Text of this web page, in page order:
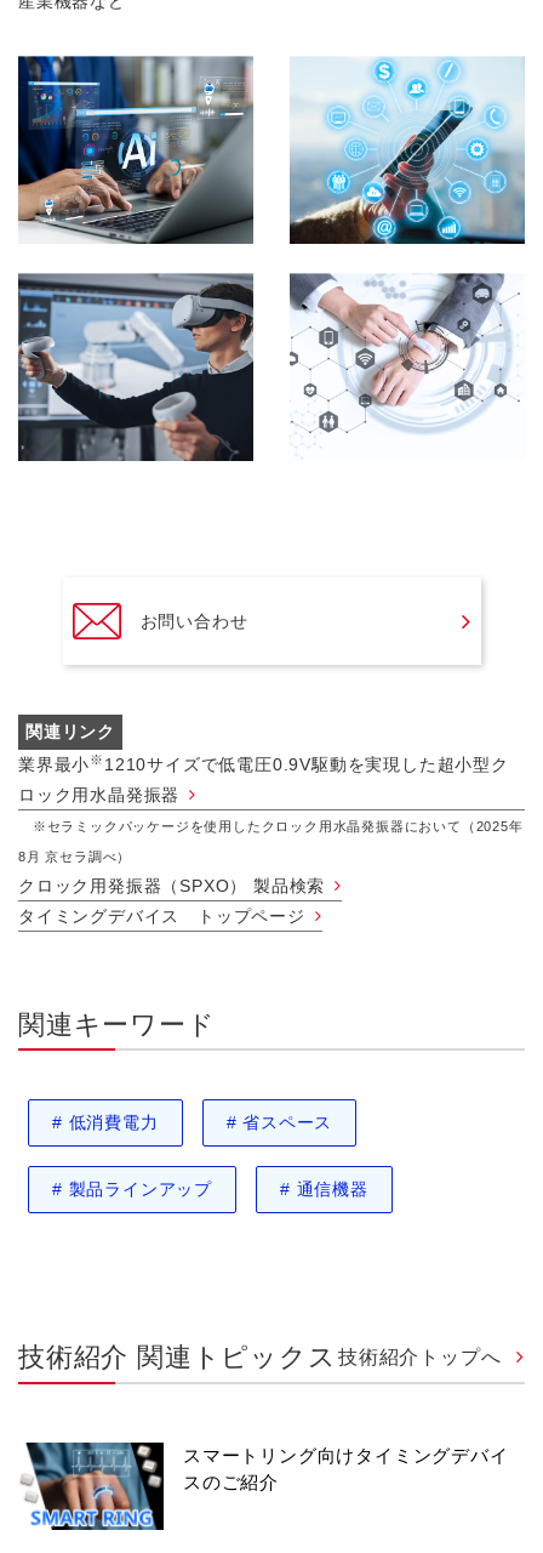
お問い合わせ
関連リンク
業界最小※ 1210サイズで低電圧0.9V駆動を実現した超小型ク
ロック用水晶発振器
※セラミックパッケージを使用したクロック用水晶発振器において（2025年
8月 京セラ調べ）
クロック用発振器（SPXO） 製品検索
タイミングデバイス トップページ
関連キーワード
# 低消費電力 # 省スペース
# 製品ラインアップ # 通信機器
技術紹介 関連トピックス 技術紹介トップへ
スマートリング向けタイミングデバイ
スのご紹介